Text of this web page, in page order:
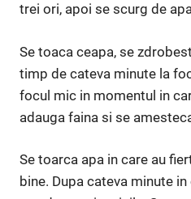
trei ori, apoi se scurg de
Se toaca ceapa, se
timp de cateva minute la
focul mic in momentul in
adauga faina si se
Se toarca apa in care au
bine. Dupa cateva minute